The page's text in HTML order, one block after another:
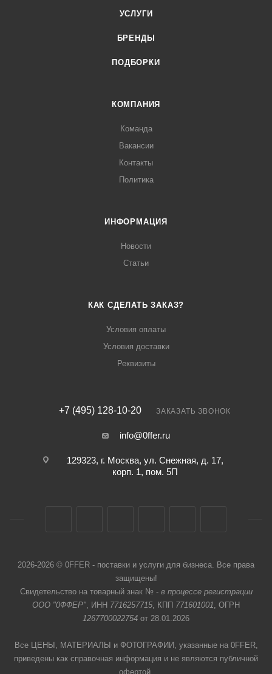
УСЛУГИ
БРЕНДЫ
ПОДБОРКИ
КОМПАНИЯ
Команда
Вакансии
Контакты
Политика
ИНФОРМАЦИЯ
Новости
Статьи
КАК СДЕЛАТЬ ЗАКАЗ?
Условия оплаты
Условия доставки
Реквизиты
+7 (495) 128-10-20 ЗАКАЗАТЬ ЗВОНОК
info@0ffer.ru
129323, г. Москва, ул. Снежная, д. 17,
корп. 1, пом. 5П
2026-2026 © 0FFER - поставки и услуги для бизнеса. Все права
защищены!
Свидетельство на товарный знак № - в процессе регистрации
ООО "0ФФЕР", ИНН 7716257715, КПП 771601001, ОГРН
1267700022754 от 28.01.2026
Все ЦЕНЫ, МАТЕРИАЛЫ и ФОТОГРАФИИ, указанные на 0FFER,
приведены как справочная информация и не являются публичной
офертой,